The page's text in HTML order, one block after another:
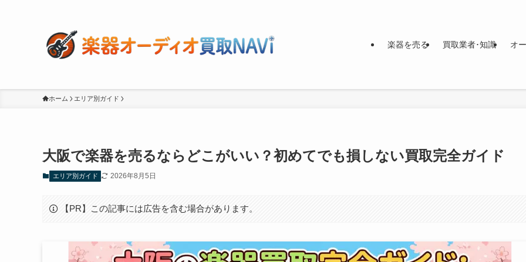
楽器を売る 買取業者･知識 オ
ホーム エリア別ガイド
大阪で楽器を売るならどこがいい？初めてでも損しない買取完全ガイド
エリア別ガイド 2026年8月5日
【PR】この記事には広告を含む場合があります。